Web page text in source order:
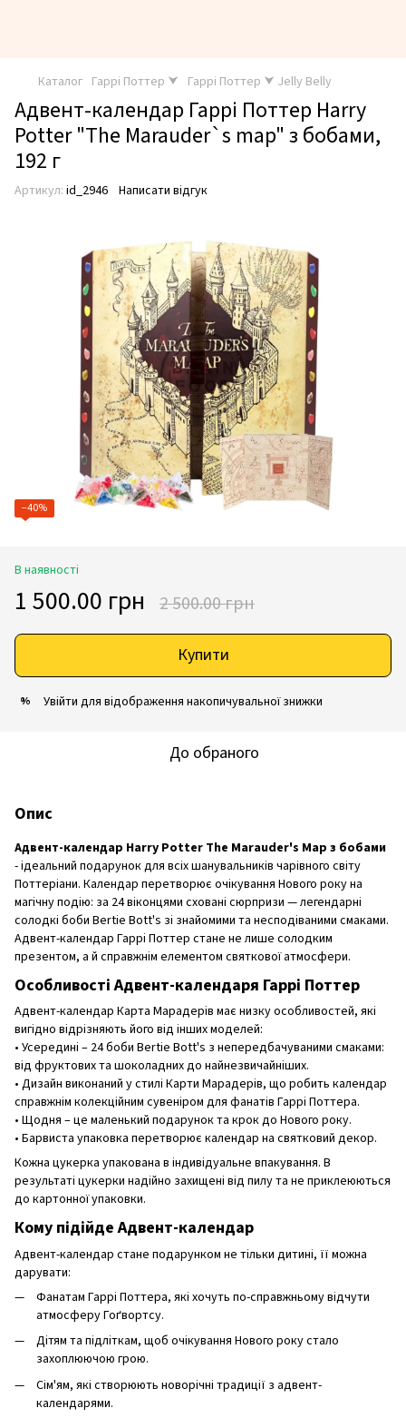
Каталог Гаррі Поттер ⮟ Гаррі Поттер ⮟ Jelly Belly
Адвент-календар Гаррі Поттер Harry
Potter "The Marauder`s map" з бобами,
192 г
Артикул: id_2946 Написати відгук
−40%
В наявності
1 500.00 грн 2 500.00 грн
Купити
% Увійти для відображення накопичувальної знижки
До обраного
Опис
Адвент-календар Harry Potter The Marauder's Map з бобами
- ідеальний подарунок для всіх шанувальників чарівного світу
Поттеріани. Календар перетворює очікування Нового року на
магічну подію: за 24 віконцями сховані сюрпризи — легендарні
солодкі боби Bertie Bott's зі знайомими та несподіваними смаками.
Адвент-календар Гаррі Поттер стане не лише солодким
презентом, а й справжнім елементом святкової атмосфери.
Особливості Адвент-календаря Гаррі Поттер
Адвент-календар Карта Марадерів має низку особливостей, які
вигідно відрізняють його від інших моделей:
• Усередині – 24 боби Bertie Bott's з непередбачуваними смаками:
від фруктових та шоколадних до найнезвичайніших.
• Дизайн виконаний у стилі Карти Марадерів, що робить календар
справжнім колекційним сувеніром для фанатів Гаррі Поттера.
• Щодня – це маленький подарунок та крок до Нового року.
• Барвиста упаковка перетворює календар на святковий декор.
Кожна цукерка упакована в індивідуальне впакування. В
результаті цукерки надійно захищені від пилу та не приклеюються
до картонної упаковки.
Кому підійде Адвент-календар
Адвент-календар стане подарунком не тільки дитині, її можна
дарувати:
Фанатам Гаррі Поттера, які хочуть по-справжньому відчути
атмосферу Гоґвортсу.
Дітям та підліткам, щоб очікування Нового року стало
захоплюючою грою.
Сім'ям, які створюють новорічні традиції з адвент-
календарями.